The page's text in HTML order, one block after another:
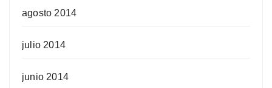
agosto 2014
julio 2014
junio 2014